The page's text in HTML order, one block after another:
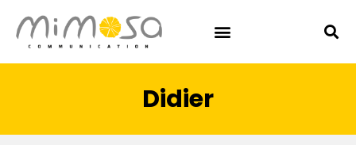
Didier